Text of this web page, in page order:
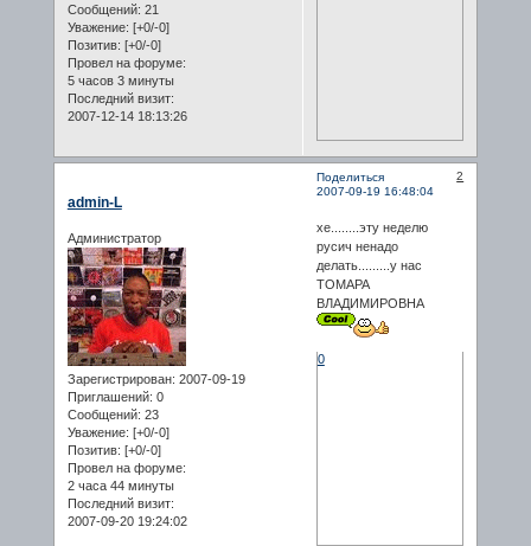
Сообщений: 21
Уважение: [+0/-0]
Позитив: [+0/-0]
Провел на форуме:
5 часов 3 минуты
Последний визит:
2007-12-14 18:13:26
Поделиться
2
2007-09-19 16:48:04
admin-L
Администратор
Зарегистрирован: 2007-09-19
Приглашений: 0
Сообщений: 23
Уважение: [+0/-0]
Позитив: [+0/-0]
Провел на форуме:
2 часа 44 минуты
Последний визит:
2007-09-20 19:24:02
хе........эту неделю
русич ненадо
делать.........у нас
ТОМАРА
ВЛАДИМИРОВНА
0